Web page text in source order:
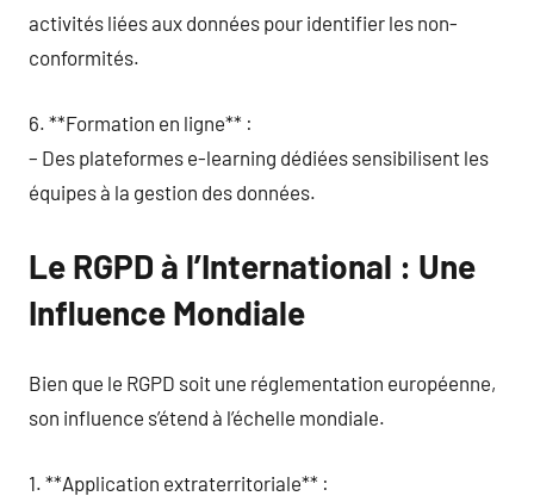
activités liées aux données pour identifier les non-
conformités.
6. **Formation en ligne** :
– Des plateformes e-learning dédiées sensibilisent les
équipes à la gestion des données.
Le RGPD à l’International : Une
Influence Mondiale
Bien que le RGPD soit une réglementation européenne,
son influence s’étend à l’échelle mondiale.
1. **Application extraterritoriale** :